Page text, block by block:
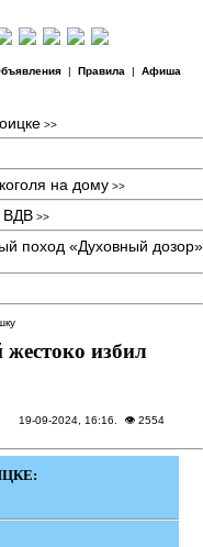
| Правила | Афиша
>>
на дому >>
ВДВ >>
поход «Духовный дозор»
избил
19-09-2024, 16:16 . 👁 2554